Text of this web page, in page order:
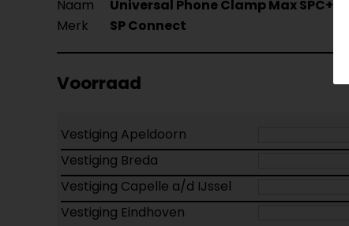
Naam Universal Phone Clamp Max SPC+
Merk
SP Connect
Voorraad
Vestiging Apeldoorn
Vestiging Breda
Vestiging Capelle a/d IJssel
Vestiging Eindhoven